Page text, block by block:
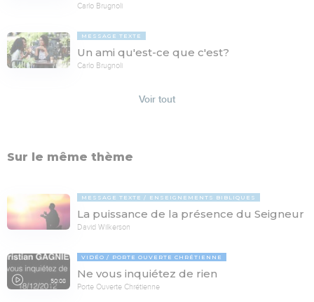
Carlo Brugnoli
MESSAGE TEXTE
Un ami qu'est-ce que c'est?
Carlo Brugnoli
Voir tout
Sur le même thème
MESSAGE TEXTE ENSEIGNEMENTS BIBLIQUES
La puissance de la présence du Seigneur
David Wilkerson
50:08
VIDÉO PORTE OUVERTE CHRÉTIENNE
Ne vous inquiétez de rien
Porte Ouverte Chrétienne